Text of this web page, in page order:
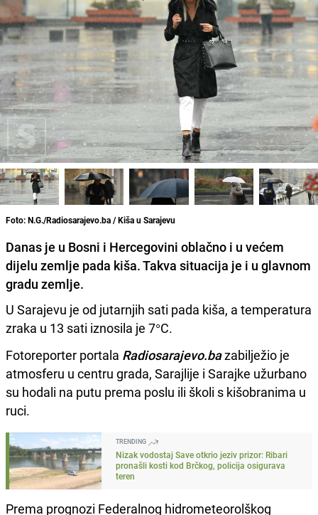
Foto: N.G./Radiosarajevo.ba / Kiša u Sarajevu
Danas je u Bosni i Hercegovini oblačno i u većem
dijelu zemlje pada kiša. Takva situacija je i u glavnom
gradu zemlje.
U Sarajevu je od jutarnjih sati pada kiša, a temperatura
zraka u 13 sati iznosila je 7°C.
Fotoreporter portala Radiosarajevo.bazabilježio je
atmosferu u centru grada, Sarajlije i Sarajke užurbano
su hodali na putu prema poslu ili školi s kišobranima u
ruci.
TRENDING
Nizak vodostaj Save otkrio jeziv prizor: Ribari
pronašli kosti kod Brčkog, policija osigurava
teren
Prema prognozi Federalnog hidrometeorolškog